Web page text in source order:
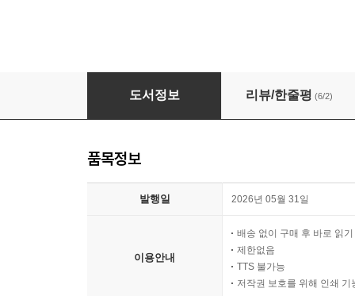
2026 에듀윌 유통관리사 2급 1주끝장
도서정보 리뷰/한줄평 (6/2)
품목정보
발행일 2026년 05월 31일
이용안내
배송 없이 구매 후 바로 읽기
제한없음
TTS 불가능
저작권 보호를 위해 인쇄 기